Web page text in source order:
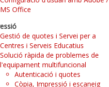
MS Office
Gestió de quotes i Servei per a
Centres i Serveis Educatius
Solució ràpida de problemes de
l'equipament multifuncional
Autenticació i quotes
Còpia, Impressió i escaneig